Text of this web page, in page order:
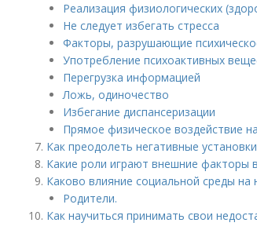
Реализация физиологических
Не следует избегать стресса
Факторы, разрушающие
Употребление психоактивных
Перегрузка информацией
Ложь, одиночество
Избегание диспансеризации
Прямое физическое воздействие
Как преодолеть негативные
Какие роли играют внешние
Каково влияние социальной среды
Родители.
Как научиться принимать свои